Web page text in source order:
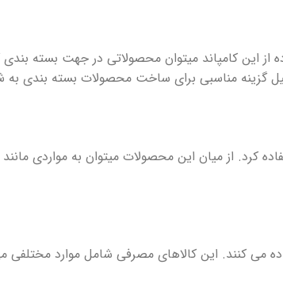
این کامپاند میتوان محصولاتی در جهت بسته بندی
گزینه مناسبی برای ساخت محصولات بسته بندی به
کرد. از میان این محصولات میتوان به مواردی
می کنند. این کالاهای مصرفی شامل موارد